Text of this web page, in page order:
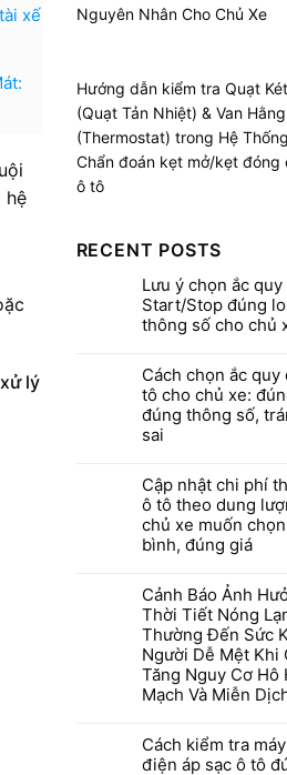
xế
hệ
lý
Nguyên Nhân Cho Chủ Xe
Hướng dẫn kiểm tra Quạt
(Quạt Tản Nhiệt) & Van
(Thermostat) trong Hệ
Chẩn đoán kẹt mở/kẹt đóng
ô tô
RECENT POSTS
Lưu ý chọn ắc quy
Start/Stop đúng
thông số cho chủ
Cách chọn ắc quy
tô cho chủ xe:
đúng thông số,
sai
Cập nhật chi phí
ô tô theo dung
chủ xe muốn
bình, đúng giá
Cảnh Báo Ảnh
Thời Tiết Nóng
Thường Đến Sức
Người Dễ Mệt Khi
Tăng Nguy Cơ Hô
Mạch Và Miễn
Cách kiểm tra
điện áp sạc ô tô